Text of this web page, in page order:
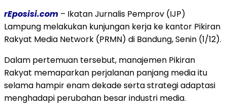
rEposisi.com – Ikatan Jurnalis Pemprov (IJP)
Lampung melakukan kunjungan kerja ke kantor Pikiran
Rakyat Media Network (PRMN) di Bandung, Senin (1/12).
Dalam pertemuan tersebut, manajemen Pikiran
Rakyat memaparkan perjalanan panjang media itu
selama hampir enam dekade serta strategi adaptasi
menghadapi perubahan besar industri media.